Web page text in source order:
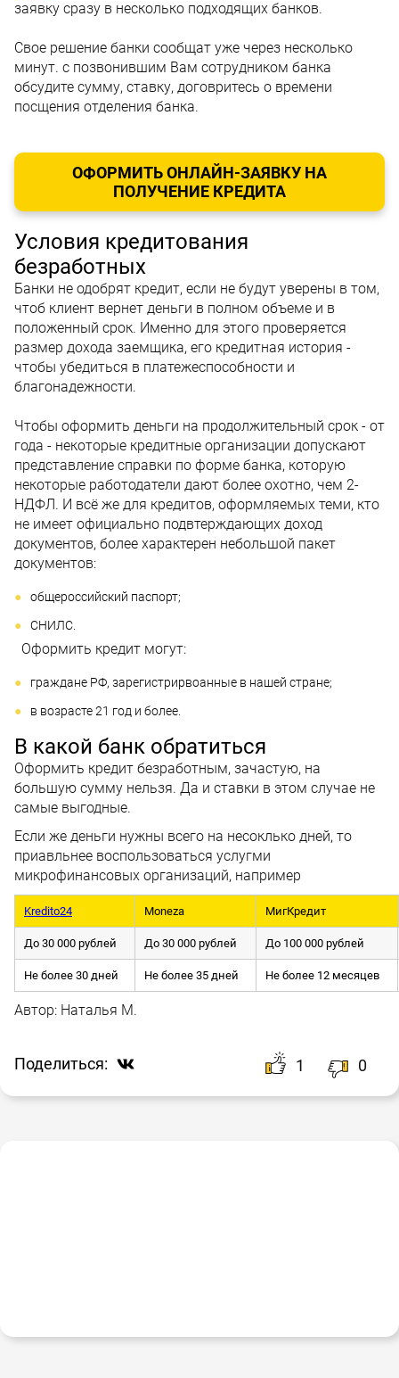
заявку сразу в несколько подходящих банков.
Свое решение банки сообщат уже через несколько
минут. с позвонившим Вам сотрудником банка
обсудите сумму, ставку, договритесь о времени
посщения отделения банка.
ОФОРМИТЬ ОНЛАЙН-ЗАЯВКУ НА
ПОЛУЧЕНИЕ КРЕДИТА
Условия кредитования
безработных
Банки не одобрят кредит, если не будут уверены в том,
чтоб клиент вернет деньги в полном объеме и в
положенный срок. Именно для этого проверяется
размер дохода заемщика, его кредитная история -
чтобы убедиться в платежеспособности и
благонадежности.
Чтобы оформить деньги на продолжительный срок - от
года - некоторые кредитные организации допускают
представление справки по форме банка, которую
некоторые работодатели дают более охотно, чем 2-
НДФЛ. И всё же для кредитов, оформляемых теми, кто
не имеет официально подвтерждающих доход
документов, более характерен небольшой пакет
документов:
общероссийский паспорт;
СНИЛС.
Оформить кредит могут:
граждане РФ, зарегистрирвоанные в нашей стране;
в возрасте 21 год и более.
В какой банк обратиться
Оформить кредит безработным, зачастую, на
большую сумму нельзя. Да и ставки в этом случае не
самые выгодные.
Если же деньги нужны всего на несоклько дней, то
приавльнее воспользоваться услугми
микрофинансовых организаций, например
Kredito24 Moneza МигКредит
До 30 000 рублей До 30 000 рублей До 100 000 рублей
Не более 30 дней Не более 35 дней Не более 12 месяцев
Автор: Наталья М.
Поделиться: 1 0